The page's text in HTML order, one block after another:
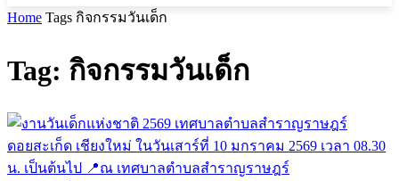
Home Tags กิจกรรมวันเด็ก
Tag: กิจกรรมวันเด็ก